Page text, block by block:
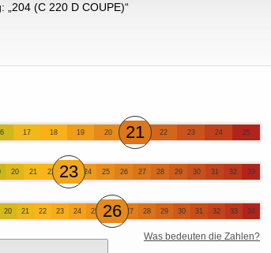
204 (C 220 D COUPE)“
17 18 19 20 21 22 23 24 25
20 21 22 23 24 25 26 27 28 29 30 31 32 33
20 21 22 23 24 25 26 27 28 29 30 31 32 33 34
Was bedeuten die Zahlen?